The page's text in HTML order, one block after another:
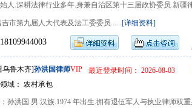
人.深耕法律行业多年.身兼自治区第十三届政协委员.新疆
吉市第九届人大代表及法工委委员......[详细资料]
18109944003
乌鲁木齐]孙洪国律师VIP 最近登录时间： 2026-08-03
域： 农村承包
孙洪国.男.汉族.1974 年出生.拥有退伍军人与执业律师双